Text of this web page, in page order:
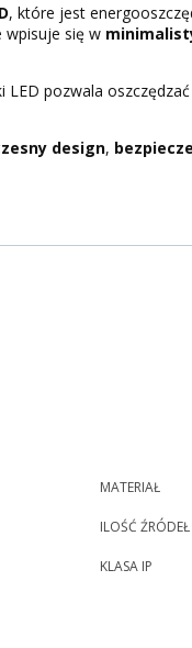
, które jest
wpisuje się w
pozwala
design,
MATERIAŁ
ILOŚĆ
KLASA IP